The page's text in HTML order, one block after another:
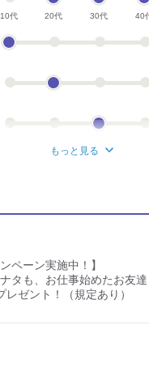
10代 20代 30代 40
もっと見る
ペーン実施中！】
タも、お仕事始めたお友達
ゼント！（規定あり）